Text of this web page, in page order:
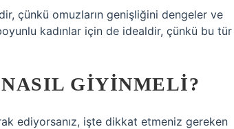
çünkü omuzların genişliğini dengeler ve
kadınlar için de idealdir, çünkü bu tür
GIYINMELI?
ediyorsanız, işte dikkat etmeniz gereken